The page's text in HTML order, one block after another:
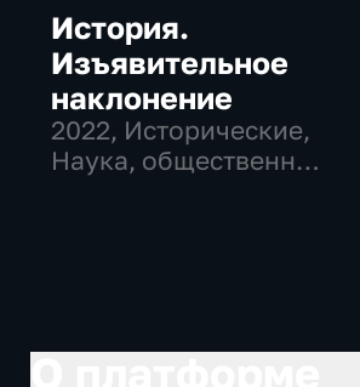
История.
Изъявительное
наклонение
2022, Исторические,
Наука, общественно-